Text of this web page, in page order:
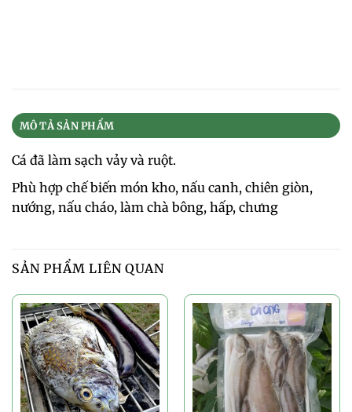
MÔ TẢ SẢN PHẨM
Cá đã làm sạch vảy và ruột.
Phù hợp chế biến món kho, nấu canh, chiên giòn,
nướng, nấu cháo, làm chà bông, hấp, chưng
SẢN PHẨM LIÊN QUAN